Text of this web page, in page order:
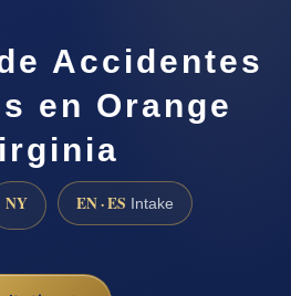
Accidentes
en Orange
NY EN · ES Intake